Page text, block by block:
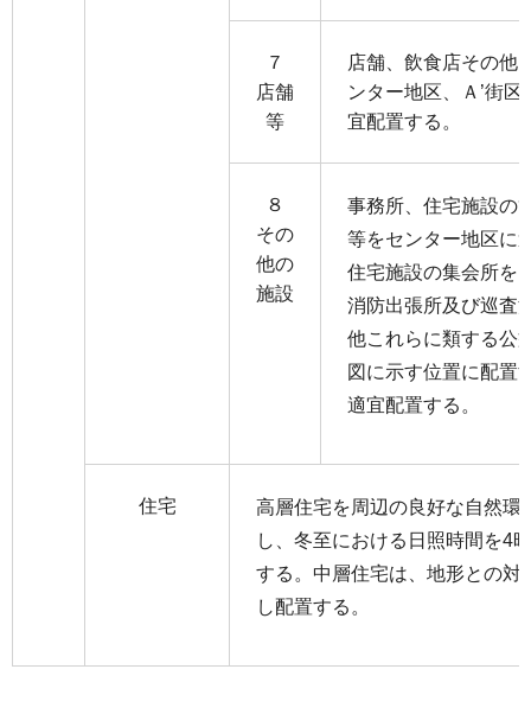
７
店舗
等
店舗、飲食店その他
ンター地区、Ａ’街区
宜配置する。
８
その
他の
施設
事務所、住宅施設の
等をセンター地区に
住宅施設の集会所を
消防出張所及び巡査
他これらに類する公
図に示す位置に配置
適宜配置する。
住宅
高層住宅を周辺の良好な自然環
し、冬至における日照時間を4
する。中層住宅は、地形との対
し配置する。